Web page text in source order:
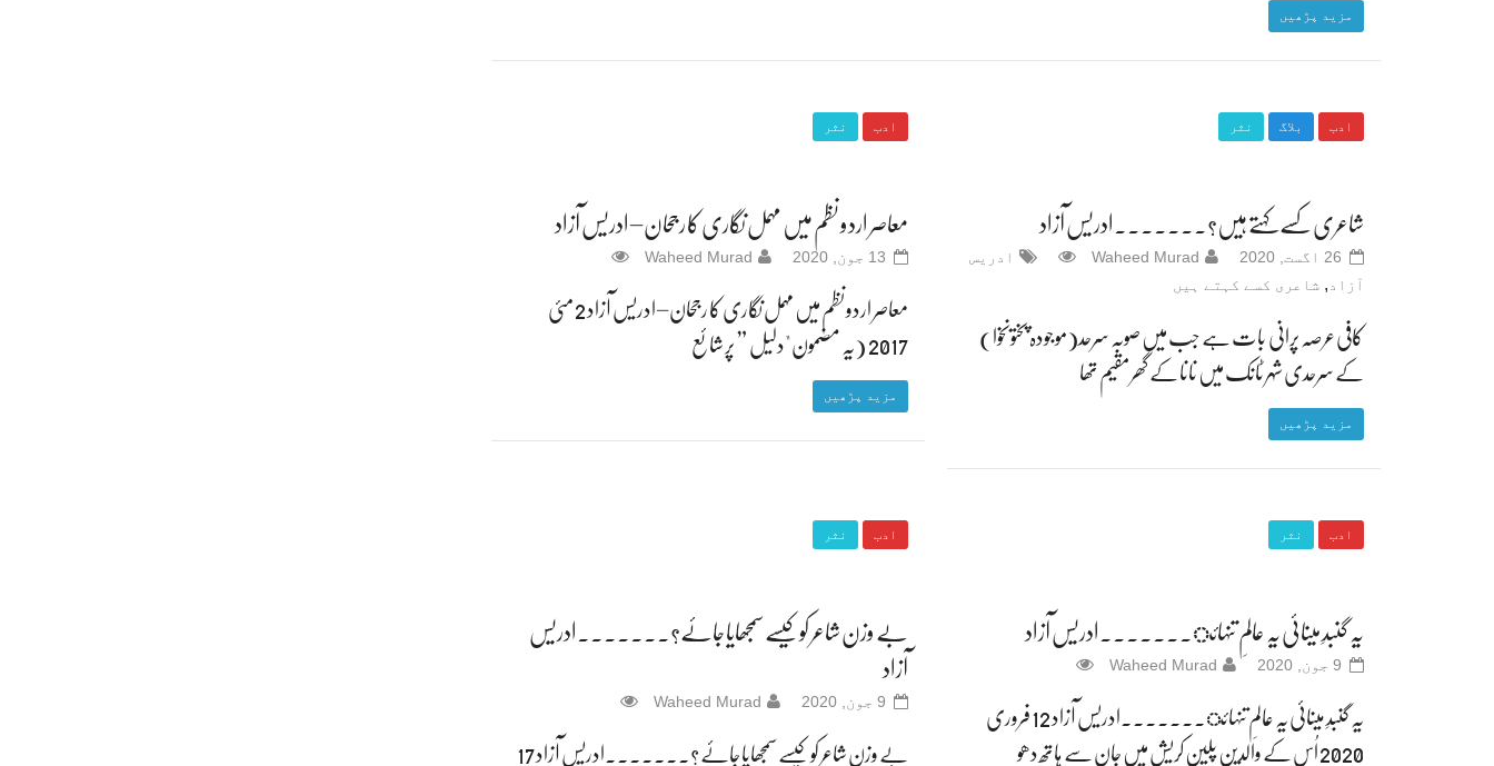
مزید پڑھیں
ادب بلاگ نثر
شاعری کسے کہتے ہیں؟۔۔۔۔۔۔۔ادریس آزاد
26 اگست, 2020 Waheed Murad
ادریس
آزاد , شاعری کسے کہتے ہیں
کافی عرصہ پرانی بات ہے جب میں صوبہ سرحد(موجودہ پختونخوا)
کے سرحدی شہر ٹانک میں نانا کے گھر مقیم تھا
مزید پڑھیں
ادب نثر
معاصر اردو نظم میں مہمل نگاری کا رجحان – ادریس آزاد
13 جون, 2020 Waheed Murad
معاصر اردو نظم میں مہمل نگاری کا رجحان – ادریس آزاد 2 مئی
2017 (یہ مضمون "دلیل ” پر شائع
مزید پڑھیں
ادب نثر
یہ گنبدِ مینائی یہ عالمِ تنہائ۔۔۔۔۔۔۔ادریس آزاد
9 جون, 2020 Waheed Murad
یہ گنبدِ مینائی یہ عالمِ تنہائ۔۔۔۔۔۔۔ادریس آزاد 12 فروری
2020 اُس کے والدین پلین کریش میں جان سے ہاتھ دھو
ادب نثر
بے وزن شاعر کو کیسے سمجھایا جائے؟۔۔۔۔۔۔۔ادریس
آزاد
9 جون, 2020 Waheed Murad
بے وزن شاعر کو کیسے سمجھایا جائے؟۔۔۔۔۔۔۔ادریس آزاد 17